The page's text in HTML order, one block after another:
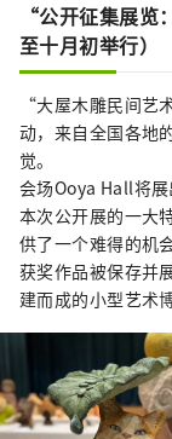
“公开征集展览
至十月初举行）
“大屋木雕民间艺
动，来自全国各地
觉。
会场Ooya Hall将展
本次公开展的一大
供了一个难得的机
获奖作品被保存并
建而成的小型艺术